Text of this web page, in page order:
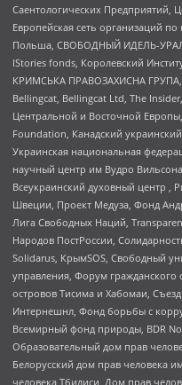
Саентологических Предприятий,
Европейская сеть организаций
Польша, СВОБОДНЫЙ ИДЕЛЬ-УРАЛ,
IStories fonds, Королевский
КРИМСЬКА ПРАВОЗАХИСНА ГРУПА,
Bellingcat, Bellingcat Ltd, The
Центральной и Восточной
Foundation, Канадский
Украинская национальная
научный центр им Вудро
Всеукраинский духовный центр ,
Швеции, Проект Медуза, Фонд
Лига Свободных Наций,
Народов ПостРоссии,
Solidarus, КрымSOS, Свободный
управления, Форум гражданского
островов Тисима и Хабомаи,
Интернешнл, Фонд борьбы с
Всемирный фонд природы, BDR
Образовательный дом прав
Белорусский дом прав человека
человека Тбилиси, Дом прав